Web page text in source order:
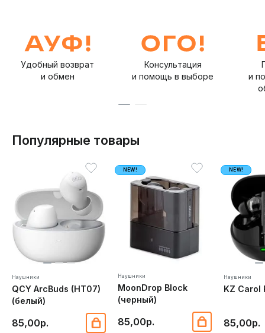
Удобный возврат
и обмен
Консультация
и помощь в выборе
и
Популярные товары
Наушники
QCY ArcBuds (HT07)
(белый)
85,00р.
NEW!
Наушники
MoonDrop Block
(черный)
85,00р.
NEW!
Наушники
KZ Carol
85,00р.